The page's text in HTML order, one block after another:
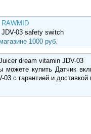
RAWMID
JDV-03 safety switch
1000 руб.
dream vitamin JDV-03
можете купить Датчик
с гарантией и